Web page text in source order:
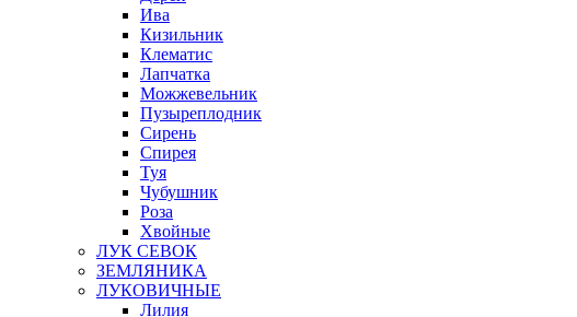
Ива
Кизильник
Клематис
Лапчатка
Можжевельник
Пузыреплодник
Сирень
Спирея
Туя
Чубушник
Роза
Хвойные
ЛУК СЕВОК
ЗЕМЛЯНИКА
ЛУКОВИЧНЫЕ
Лилия